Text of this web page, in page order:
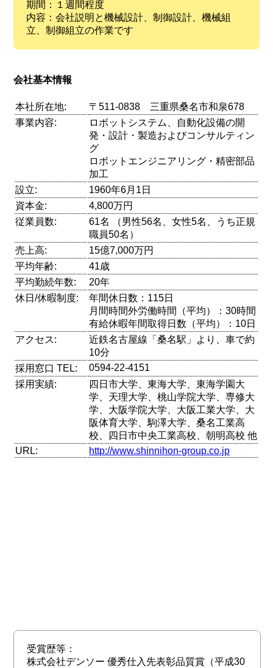
期間：１週間程度
内容：会社説明と機械設計、制御設計、機械組
立、制御組立の作業です
会社基本情報
本社所在地:
〒511-0838 三重県桑名市和泉678
事業内容:
ロボットシステム、自動化設備の開
発・設計・製造およびコンサルティン
グ
ロボットエンジニアリング・精密部品
加工
設立:
1960年6月1日
資本金:
4,800万円
従業員数:
61名 （男性56名、女性5名、うち正規
職員50名）
売上高:
15億7,000万円
平均年齢:
41歳
平均勤続年数:
20年
休日/休暇制度:
年間休日数：115日
月間時間外労働時間（平均）：30時間
有給休暇年間取得日数（平均）：10日
アクセス:
近鉄名古屋線「桑名駅」より、車で約
10分
採用窓口 TEL:
0594-22-4151
採用実績:
四日市大学、東海大学、東海学園大
学、天理大学、桃山学院大学、専修大
学、大阪学院大学、大阪工業大学、大
阪体育大学、駒澤大学、桑名工業高
校、四日市中央工業高校、朝明高校 他
URL:
http://www.shinnihon-group.co.jp
受賞歴等：
株式会社デンソー 優秀仕入先表彰品質賞（平成30